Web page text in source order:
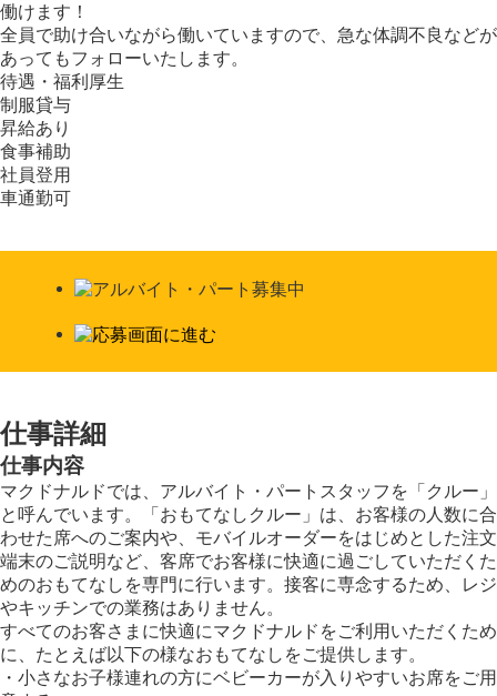
働けます！
全員で助け合いながら働いていますので、急な体調不良などが
あってもフォローいたします。
待遇・福利厚生
制服貸与
昇給あり
食事補助
社員登用
車通勤可
仕事詳細
仕事内容
マクドナルドでは、アルバイト・パートスタッフを「クルー」
と呼んでいます。「おもてなしクルー」は、お客様の人数に合
わせた席へのご案内や、モバイルオーダーをはじめとした注文
端末のご説明など、客席でお客様に快適に過ごしていただくた
めのおもてなしを専門に行います。接客に専念するため、レジ
やキッチンでの業務はありません。
すべてのお客さまに快適にマクドナルドをご利用いただくため
に、たとえば以下の様なおもてなしをご提供します。
・小さなお子様連れの方にベビーカーが入りやすいお席をご用